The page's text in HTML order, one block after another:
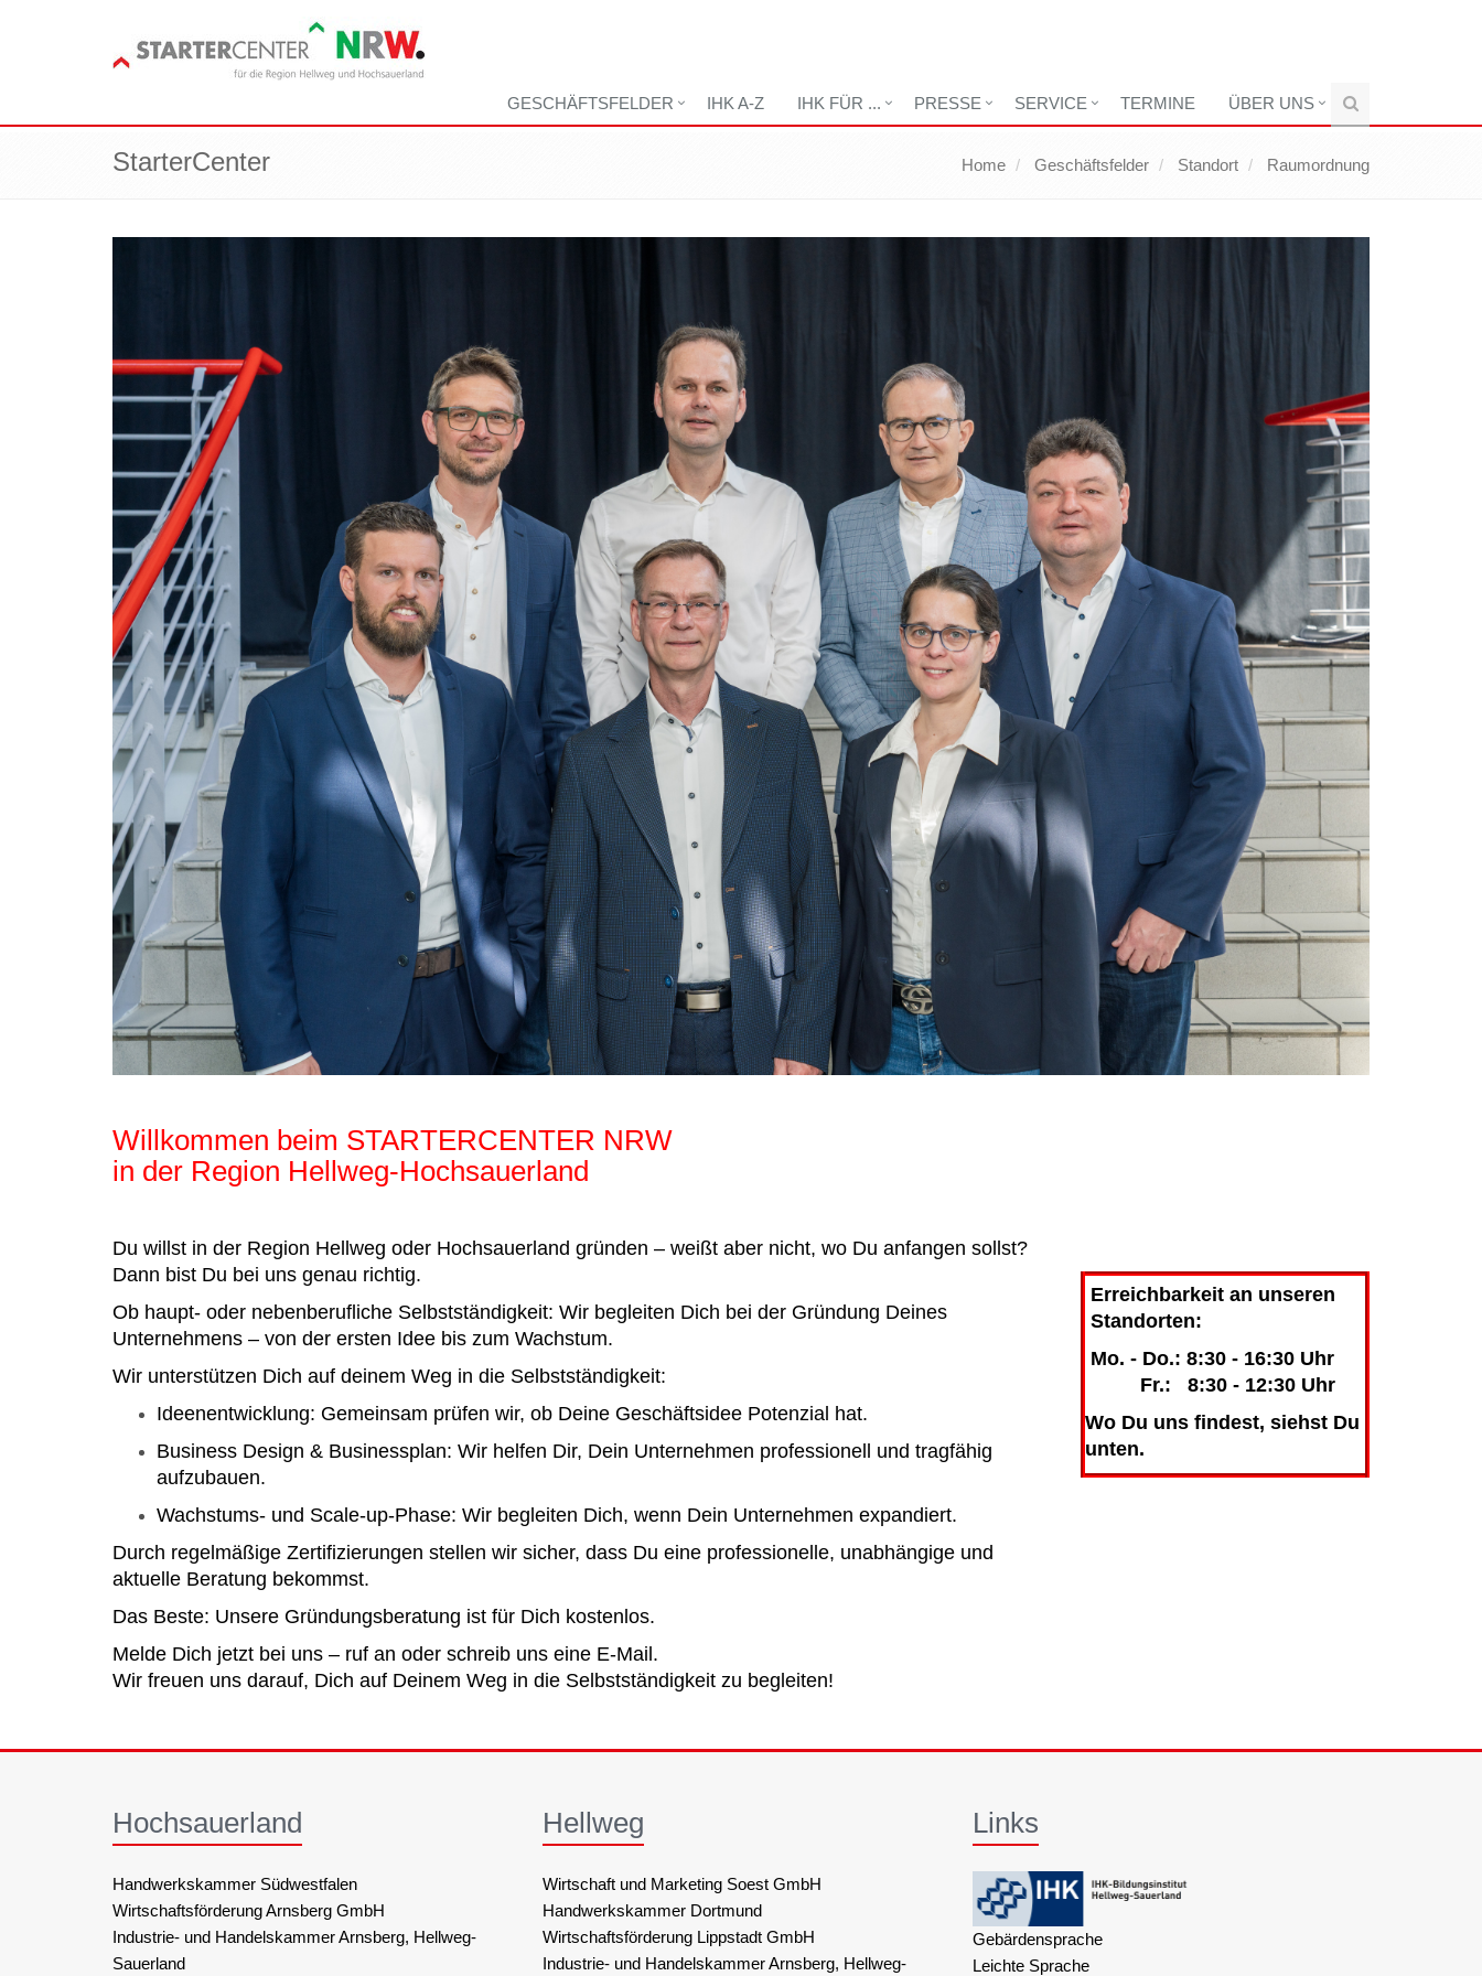
GESCHÄFTSFELDER IHK A-Z IHK FÜR ... PRESSE SERVICE TERMINE ÜBER UNS
StarterCenter Home Geschäftsfelder Standort Raumordnung
Willkommen beim STARTERCENTER NRW
in der Region Hellweg-Hochsauerland
Du willst in der Region Hellweg oder Hochsauerland gründen – weißt aber nicht, wo Du anfangen sollst?
Dann bist Du bei uns genau richtig.
Ob haupt- oder nebenberufliche Selbstständigkeit: Wir begleiten Dich bei der Gründung Deines
Unternehmens – von der ersten Idee bis zum Wachstum.
Wir unterstützen Dich auf deinem Weg in die Selbstständigkeit:
Ideenentwicklung: Gemeinsam prüfen wir, ob Deine Geschäftsidee Potenzial hat.
Business Design & Businessplan: Wir helfen Dir, Dein Unternehmen professionell und tragfähig
aufzubauen.
Wachstums- und Scale-up-Phase: Wir begleiten Dich, wenn Dein Unternehmen expandiert.
Durch regelmäßige Zertifizierungen stellen wir sicher, dass Du eine professionelle, unabhängige und
aktuelle Beratung bekommst.
Das Beste: Unsere Gründungsberatung ist für Dich kostenlos.
Melde Dich jetzt bei uns – ruf an oder schreib uns eine E-Mail.
Wir freuen uns darauf, Dich auf Deinem Weg in die Selbstständigkeit zu begleiten!
Erreichbarkeit an unseren
Standorten:
Mo. - Do.: 8:30 - 16:30 Uhr
Fr.: 8:30 - 12:30 Uhr
Wo Du uns findest, siehst Du
unten.
Hochsauerland
Handwerkskammer Südwestfalen
Wirtschaftsförderung Arnsberg GmbH
Industrie- und Handelskammer Arnsberg, Hellweg-
Sauerland
Hellweg
Wirtschaft und Marketing Soest GmbH
Handwerkskammer Dortmund
Wirtschaftsförderung Lippstadt GmbH
Industrie- und Handelskammer Arnsberg, Hellweg-
Links
Gebärdensprache
Leichte Sprache